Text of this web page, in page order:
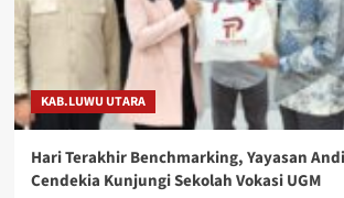
KAB.LUWU UTARA
Hari Terakhir Benchmarking, Yayasan
Cendekia Kunjungi Sekolah Vokasi UGM